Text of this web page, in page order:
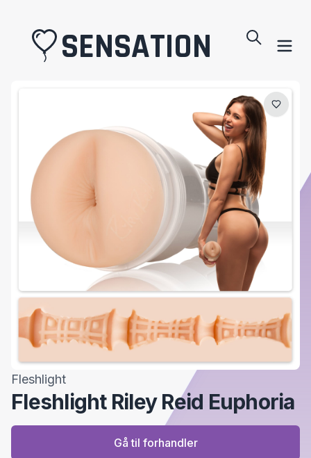
SENSATION
Fleshlight
Fleshlight Riley Reid Euphoria
Gå til forhandler